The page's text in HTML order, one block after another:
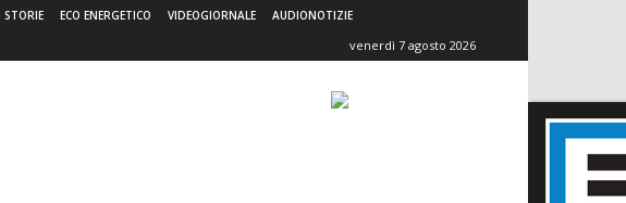
STORIE ECO ENERGETICO VIDEOGIORNALE AUDIONOTIZIE
venerdì 7 agosto 2026